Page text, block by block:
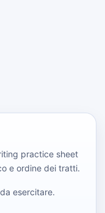
practice sheet
e ordine dei tratti.
esercitare.